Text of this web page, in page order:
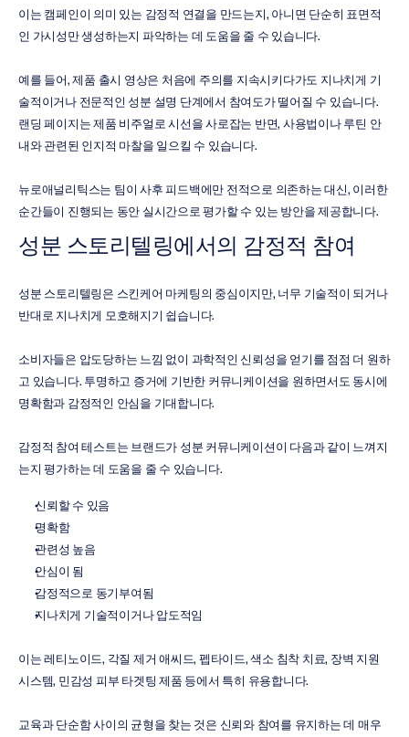
이는 캠페인이 의미 있는 감정적 연결을 만드는지, 아니면 단순히 표면적
인 가시성만 생성하는지 파악하는 데 도움을 줄 수 있습니다.
예를 들어, 제품 출시 영상은 처음에 주의를 지속시키다가도 지나치게 기
술적이거나 전문적인 성분 설명 단계에서 참여도가 떨어질 수 있습니다.
랜딩 페이지는 제품 비주얼로 시선을 사로잡는 반면, 사용법이나 루틴 안
내와 관련된 인지적 마찰을 일으킬 수 있습니다.
뉴로애널리틱스는 팀이 사후 피드백에만 전적으로 의존하는 대신, 이러한
순간들이 진행되는 동안 실시간으로 평가할 수 있는 방안을 제공합니다.
성분 스토리텔링에서의 감정적 참여
성분 스토리텔링은 스킨케어 마케팅의 중심이지만, 너무 기술적이 되거나
반대로 지나치게 모호해지기 쉽습니다.
소비자들은 압도당하는 느낌 없이 과학적인 신뢰성을 얻기를 점점 더 원하
고 있습니다. 투명하고 증거에 기반한 커뮤니케이션을 원하면서도 동시에
명확함과 감정적인 안심을 기대합니다.
감정적 참여 테스트는 브랜드가 성분 커뮤니케이션이 다음과 같이 느껴지
는지 평가하는 데 도움을 줄 수 있습니다.
신뢰할 수 있음
명확함
관련성 높음
안심이 됨
감정적으로 동기부여됨
지나치게 기술적이거나 압도적임
이는 레티노이드, 각질 제거 애씨드, 펩타이드, 색소 침착 치료, 장벽 지원
시스템, 민감성 피부 타겟팅 제품 등에서 특히 유용합니다.
교육과 단순함 사이의 균형을 찾는 것은 신뢰와 참여를 유지하는 데 매우